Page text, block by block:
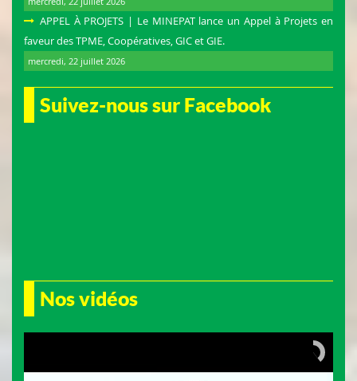
APPEL À PROJETS | Le MINEPAT lance un Appel à Projets en
faveur des TPME, Coopératives, GIC et GIE.
mercredi, 22 juillet 2026
Suivez-nous sur Facebook
Nos vidéos